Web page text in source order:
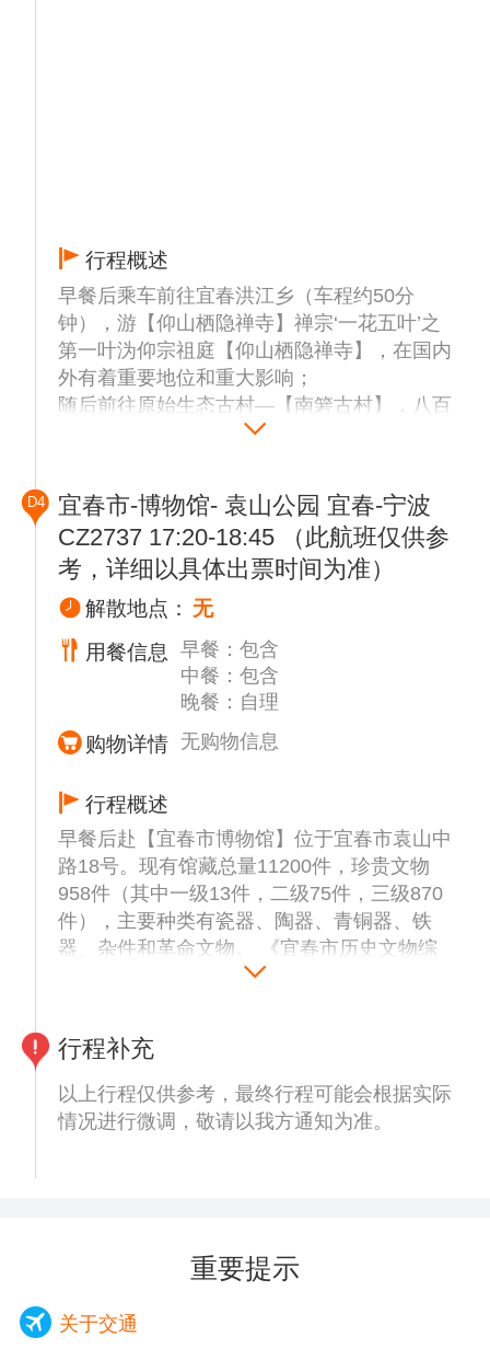
行程概述
早餐后乘车前往宜春洪江乡（车程约50分
钟），游【仰山栖隐禅寺】禅宗‘一花五叶’之
第一叶沩仰宗祖庭【仰山栖隐禅寺】，在国内
外有着重要地位和重大影响；
随后前往原始生态古村—【南箬古村】，八百
多年历史的-南箬古村，观赏千年古银杏，红
的道路，已经被阔扩的公路替代，弯弯曲曲一
直修到了小山村，直朝云天而去。
午餐后前往，【酌江溶洞风景区】分布着大小
10多个幽深曲折、各具特色的溶洞，组成了壮
观的酌江溶洞群，溶洞群分布在水位线上一、
二百米处，有的长达10公里，犹如一条瑰丽的
地下长廊。五颜六色的石钟乳、石笋、石柱密
布在曲折离奇的洞穴中，组成飞禽、走兽、人
物、花草、果木等诸般形状，千奇百怪，惟妙
惟肖。。
适时回酒店，晚餐自理
D4
宜春市-博物馆- 袁山公园 宜春-宁波
CZ2737 17:20-18:45 （此航班仅供参
考，详细以具体出票时间为准）
解散地点： 无
用餐信息
早餐：包含
中餐：包含
晚餐：自理
购物详情 无购物信息
行程概述
早餐后赴【宜春市博物馆】位于宜春市袁山中
路18号。现有馆藏总量11200件，珍贵文物
958件（其中一级13件，二级75件，三级870
件），主要种类有瓷器、陶器、青铜器、铁
器、杂件和革命文物。 《宜春市历史文物综
合展览》共分为5个展厅，展出宜春市10个县
2009央视中秋晚会举办点。因大、小袁山而
名之，园中设置了百花园、珍稀植物园、水生
植物园、动物园、鸟语林、观光果园、梵音飞
随后前往机场，结束富硒康养之旅，回到温馨
行程补充
以上行程仅供参考，最终行程可能会根据实际
情况进行微调，敬请以我方通知为准。
重要提示
关于交通